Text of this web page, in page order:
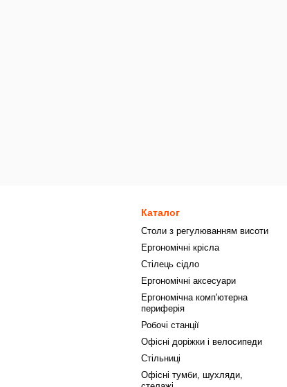
Каталог
Столи з регулюванням висоти
Ергономічні крісла
Стілець сідло
Ергономічні аксесуари
Ергономічна комп'ютерна
периферія
Робочі станції
Офісні доріжки і велосипеди
Стільниці
Офісні тумби, шухляди,